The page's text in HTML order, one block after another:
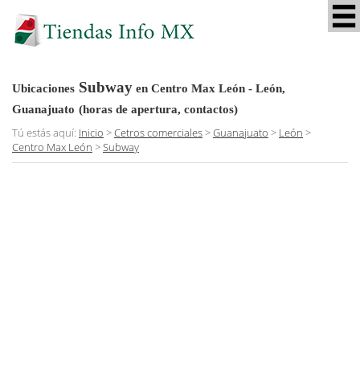
Ubicaciones Subway en Centro Max León - León,
Guanajuato (horas de apertura, contactos)
Tú estás aquí: Inicio >Cetros comerciales>Guanajuato > León >
Centro Max León >Subway